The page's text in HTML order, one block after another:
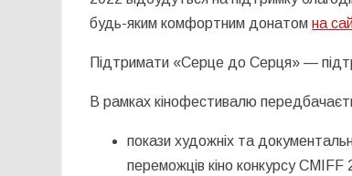
будь-яким комфортним донатомна
Підтримати «Серце до Серця» —
В рамках кінофестивалю
покази художніх та
переможців кіно конкурсу CMIFF